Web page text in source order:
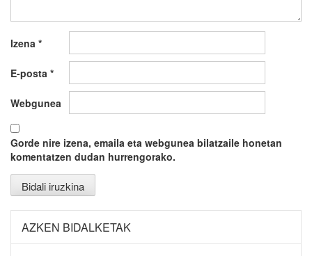
Izena *
E-posta *
Webgunea
Gorde nire izena, emaila eta webgunea bilatzaile honetan
komentatzen dudan hurrengorako.
AZKEN BIDALKETAK